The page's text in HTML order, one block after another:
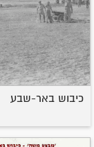
כיבוש באר-שבע